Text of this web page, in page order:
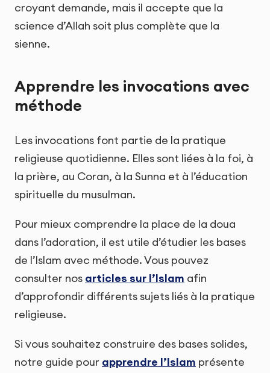
croyant demande, mais il accepte que la
science d’Allah soit plus complète que la
sienne.
Apprendre les invocations avec
méthode
Les invocations font partie de la pratique
religieuse quotidienne. Elles sont liées à la foi, à
la prière, au Coran, à la Sunna et à l’éducation
spirituelle du musulman.
Pour mieux comprendre la place de la doua
dans l’adoration, il est utile d’étudier les bases
de l’Islam avec méthode. Vous pouvez
consulter nos articles sur l’Islam afin
d’approfondir différents sujets liés à la pratique
religieuse.
Si vous souhaitez construire des bases solides,
notre guide pour apprendre l’Islam présente